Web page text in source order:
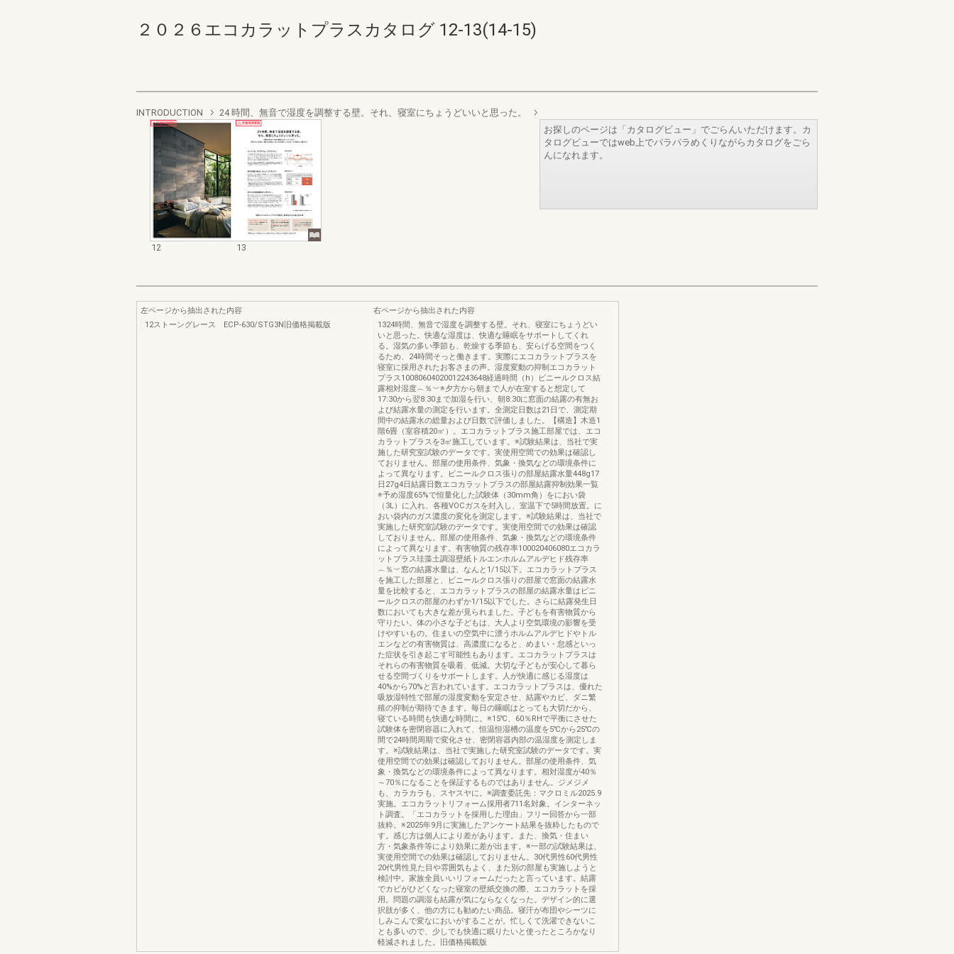
２０２６エコカラットプラスカタログ 12-13(14-15)
INTRODUCTION 24 時間、無音で湿度を調整する壁。それ、寝室にちょうどいいと思った。
12 13
お探しのページは「カタログビュー」でごらんいただけます。カ
タログビューではweb上でパラパラめくりながらカタログをごら
んになれます。
左ページから抽出された内容
12ストーングレース ECP-630/STG3N旧価格掲載版
右ページから抽出された内容
1324時間、無音で湿度を調整する壁。それ、寝室にちょうどい
いと思った。快適な湿度は、快適な睡眠をサポートしてくれ
る。湿気の多い季節も、乾燥する季節も、安らげる空間をつく
るため、24時間そっと働きます。実際にエコカラットプラスを
寝室に採用されたお客さまの声。湿度変動の抑制エコカラット
プラス10080604020012243648経過時間（h）ビニールクロス結
露相対湿度︵％︶※夕方から朝まで人が在室すると想定して
17:30から翌8:30まで加湿を行い、朝8:30に窓面の結露の有無お
よび結露水量の測定を行います。全測定日数は21日で、測定期
間中の結露水の総量および日数で評価しました。【構造】木造1
階6畳（室容積20㎥）。エコカラットプラス施工部屋では、エコ
カラットプラスを3㎡施工しています。※試験結果は、当社で実
施した研究室試験のデータです。実使用空間での効果は確認し
ておりません。部屋の使用条件、気象・換気などの環境条件に
よって異なります。ビニールクロス張りの部屋結露水量448g17
日27g4日結露日数エコカラットプラスの部屋結露抑制効果一覧
※予め湿度65%で恒量化した試験体（30mm角）をにおい袋
（3L）に入れ、各種VOCガスを封入し、室温下で5時間放置。に
おい袋内のガス濃度の変化を測定します。※試験結果は、当社で
実施した研究室試験のデータです。実使用空間での効果は確認
しておりません。部屋の使用条件、気象・換気などの環境条件
によって異なります。有害物質の残存率100020406080エコカラ
ットプラス珪藻土調湿壁紙トルエンホルムアルデヒド残存率
︵％︶窓の結露水量は、なんと1/15以下。エコカラットプラス
を施工した部屋と、ビニールクロス張りの部屋で窓面の結露水
量を比較すると、エコカラットプラスの部屋の結露水量はビニ
ールクロスの部屋のわずか1/15以下でした。さらに結露発生日
数においても大きな差が見られました。子どもを有害物質から
守りたい。体の小さな子どもは、大人より空気環境の影響を受
けやすいもの。住まいの空気中に漂うホルムアルデヒドやトル
エンなどの有害物質は、高濃度になると、めまい・怠感といっ
た症状を引き起こす可能性もあります。エコカラットプラスは
それらの有害物質を吸着、低減。大切な子どもが安心して暮ら
せる空間づくりをサポートします。人が快適に感じる湿度は
40%から70%と言われています。エコカラットプラスは、優れた
吸放湿特性で部屋の湿度変動を安定させ、結露やカビ、ダニ繁
殖の抑制が期待できます。毎日の睡眠はとっても大切だから、
寝ている時間も快適な時間に。※15℃、60％RHで平衡にさせた
試験体を密閉容器に入れて、恒温恒湿槽の温度を5℃から25℃の
間で24時間周期で変化させ、密閉容器内部の温湿度を測定しま
す。※試験結果は、当社で実施した研究室試験のデータです。実
使用空間での効果は確認しておりません。部屋の使用条件、気
象・換気などの環境条件によって異なります。相対湿度が40％
～70％になることを保証するものではありません。ジメジメ
も、カラカラも、スヤスヤに。※調査委託先：マクロミル2025.9
実施。エコカラットリフォーム採用者711名対象。インターネッ
ト調査。「エコカラットを採用した理由」フリー回答から一部
抜粋。※2025年9月に実施したアンケート結果を抜粋したもので
す。感じ方は個人により差があります。また、換気・住まい
方・気象条件等により効果に差が出ます。※一部の試験結果は、
実使用空間での効果は確認しておりません。30代男性60代男性
20代男性見た目や雰囲気もよく、また別の部屋も実施しようと
検討中。家族全員いいリフォームだったと言っています。結露
でカビがひどくなった寝室の壁紙交換の際、エコカラットを採
用。問題の調湿も結露が気にならなくなった。デザイン的に選
択肢が多く、他の方にも勧めたい商品。寝汗が布団やシーツに
しみこんで変なにおいがすることが。忙しくて洗濯できないこ
とも多いので、少しでも快適に眠りたいと使ったところかなり
軽減されました。旧価格掲載版